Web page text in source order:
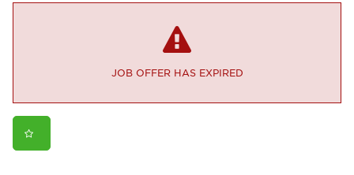
JOB OFFER HAS EXPIRED